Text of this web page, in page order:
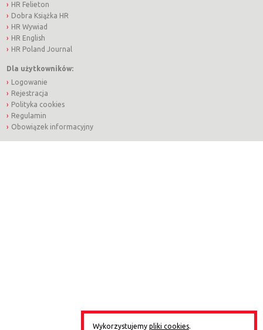
HR Felieton
Dobra Książka HR
HR Wywiad
HR English
HR Poland Journal
Dla użytkowników:
Logowanie
Rejestracja
Polityka cookies
Regulamin
Obowiązek informacyjny
Wykorzystujemy pliki cookies.